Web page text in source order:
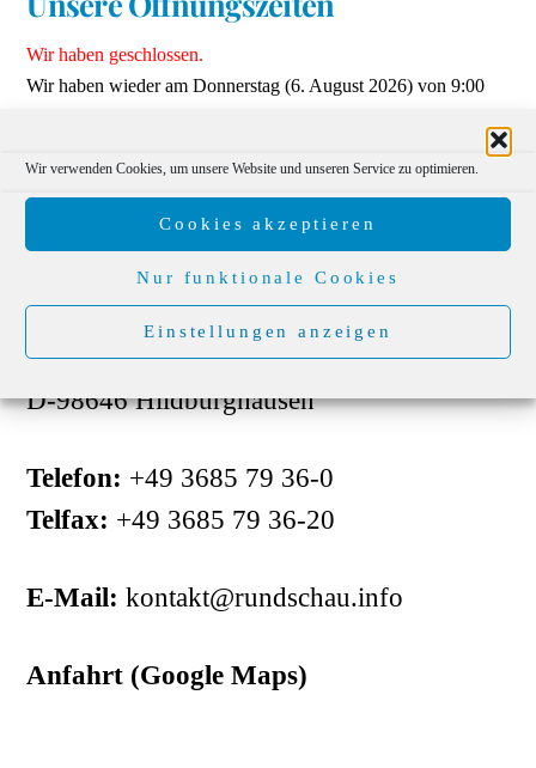
Wir verwenden Cookies, um unsere Website und unseren Service zu optimieren.
Cookies akzeptieren
Nur funktionale Cookies
Einstellungen anzeigen
Wir haben geschlossen.
Wir haben wieder am Donnerstag (6. August 2026) von 9:00
Erlesenes | Südthüringer Rundschau
Kurierverlag GmbH
Untere Marktstraße 17
D-98646 Hildburghausen
Telefon: +49 3685 79 36-0
Telfax: +49 3685 79 36-20
E-Mail: kontakt@rundschau.info
Anfahrt (Google Maps)